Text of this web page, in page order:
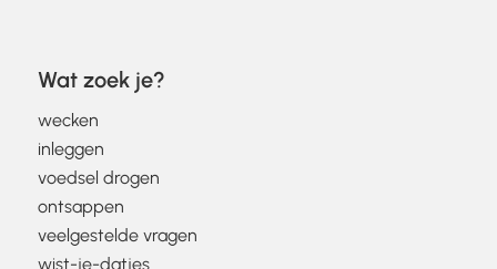
Wat zoek je?
wecken
inleggen
voedsel drogen
ontsappen
veelgestelde vragen
wist-je-datjes